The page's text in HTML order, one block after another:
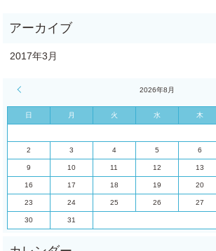
2017年3月
2026年8月
日 月 火 水 木
2 3 4 5 6
9 10 11 12 13
16 17 18 19 20
23 24 25 26 27
30 31